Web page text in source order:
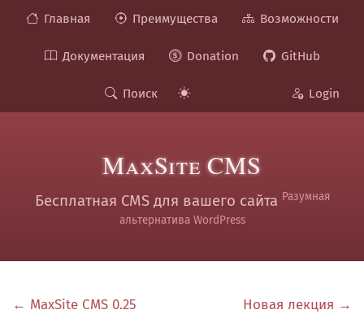
Главная Преимущества Возможности
Документация Donation GitHub
Поиск Login
MaxSite CMS
Бесплатная CMS для вашего сайта Разумная
альтернатива WordPress
← MaxSite CMS 0.25 Новая лекция →